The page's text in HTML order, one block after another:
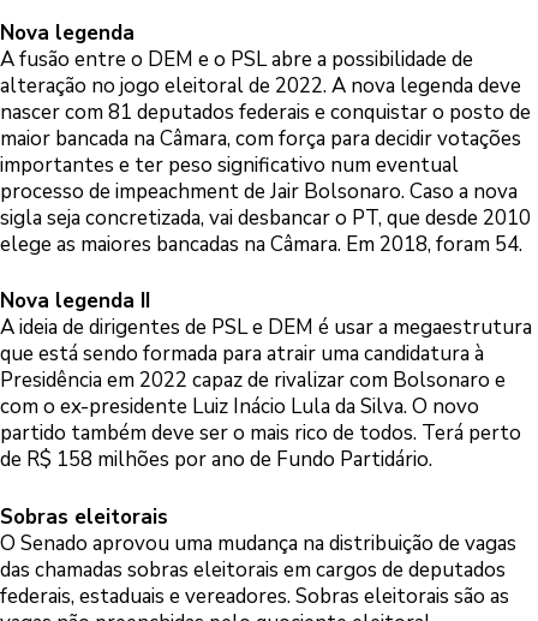
Nova legenda
A fusão entre o DEM e o PSL abre a possibilidade de
alteração no jogo eleitoral de 2022. A nova legenda deve
nascer com 81 deputados federais e conquistar o posto de
maior bancada na Câmara, com força para decidir votações
importantes e ter peso significativo num eventual
processo de impeachment de Jair Bolsonaro. Caso a nova
sigla seja concretizada, vai desbancar o PT, que desde 2010
elege as maiores bancadas na Câmara. Em 2018, foram 54.
Nova legenda II
A ideia de dirigentes de PSL e DEM é usar a megaestrutura
que está sendo formada para atrair uma candidatura à
Presidência em 2022 capaz de rivalizar com Bolsonaro e
com o ex-presidente Luiz Inácio Lula da Silva. O novo
partido também deve ser o mais rico de todos. Terá perto
de R$ 158 milhões por ano de Fundo Partidário.
Sobras eleitorais
O Senado aprovou uma mudança na distribuição de vagas
das chamadas sobras eleitorais em cargos de deputados
federais, estaduais e vereadores. Sobras eleitorais são as